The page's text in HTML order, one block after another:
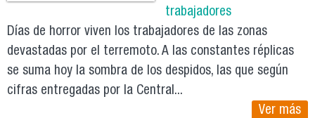
trabajadores
Días de horror viven los trabajadores de las zonas
devastadas por el terremoto. A las constantes réplicas
se suma hoy la sombra de los despidos, las que según
cifras entregadas por la Central...
Ver más